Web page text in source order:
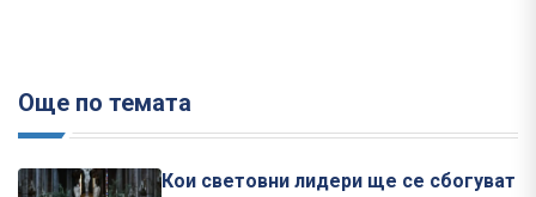
Още по темата
Кои световни лидери ще се сбогуват